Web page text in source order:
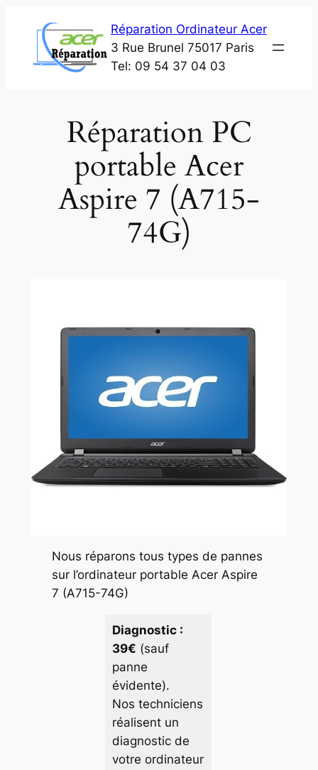
contenu
Réparation Ordinateur Acer
3 Rue Brunel 75017 Paris
Tel: 09 54 37 04 03
Réparation PC
portable Acer
Aspire 7 (A715-
74G)
Nous réparons tous types de pannes
sur l’ordinateur portable Acer Aspire
7 (A715-74G)
Diagnostic :
39€ (sauf
panne
évidente).
Nos techniciens
réalisent un
diagnostic de
votre ordinateur